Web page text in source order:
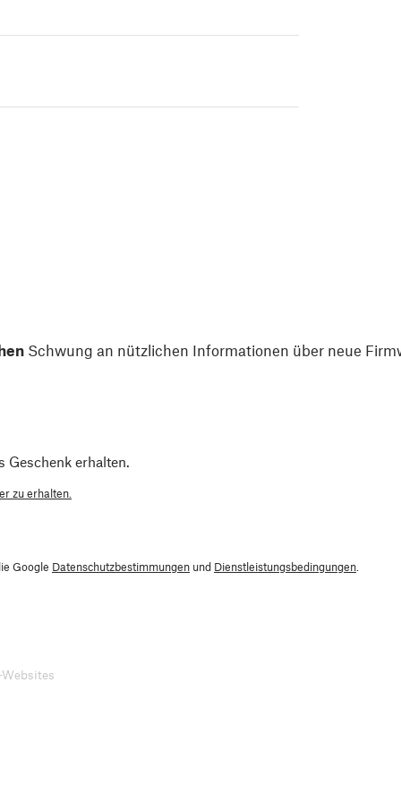
Schwung an nützlichen Informationen über neue
Geschenk erhalten.
zu erhalten.
Google Datenschutzbestimmungen und Dienstleistungsbedingungen